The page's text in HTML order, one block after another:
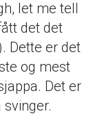
let me tell
det det
Dette er det
og mest
Det er